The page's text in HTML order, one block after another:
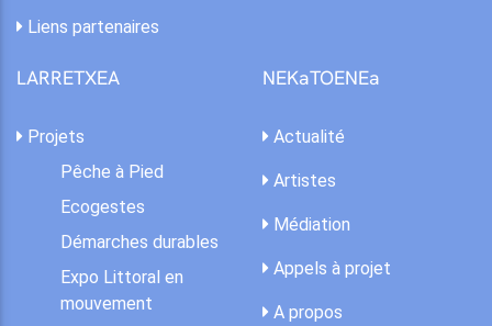
Liens partenaires
LARRETXEA
Projets
Pêche à Pied
Ecogestes
Démarches durables
Expo Littoral en
mouvement
NEKaTOENEa
Actualité
Artistes
Médiation
Appels à projet
A propos